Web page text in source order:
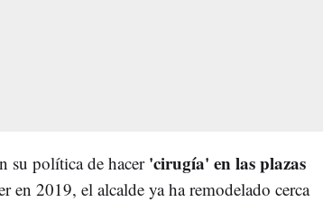
su política de hacer'cirugía' en las plazas
en 2019, el alcalde ya ha remodelado cerca